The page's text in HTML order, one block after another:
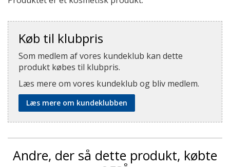
Køb til klubpris
Som medlem af vores kundeklub kan dette
produkt købes til klubpris.
Læs mere om vores kundeklub og bliv medlem.
Læs mere om kundeklubben
Andre, der så dette produkt, købte